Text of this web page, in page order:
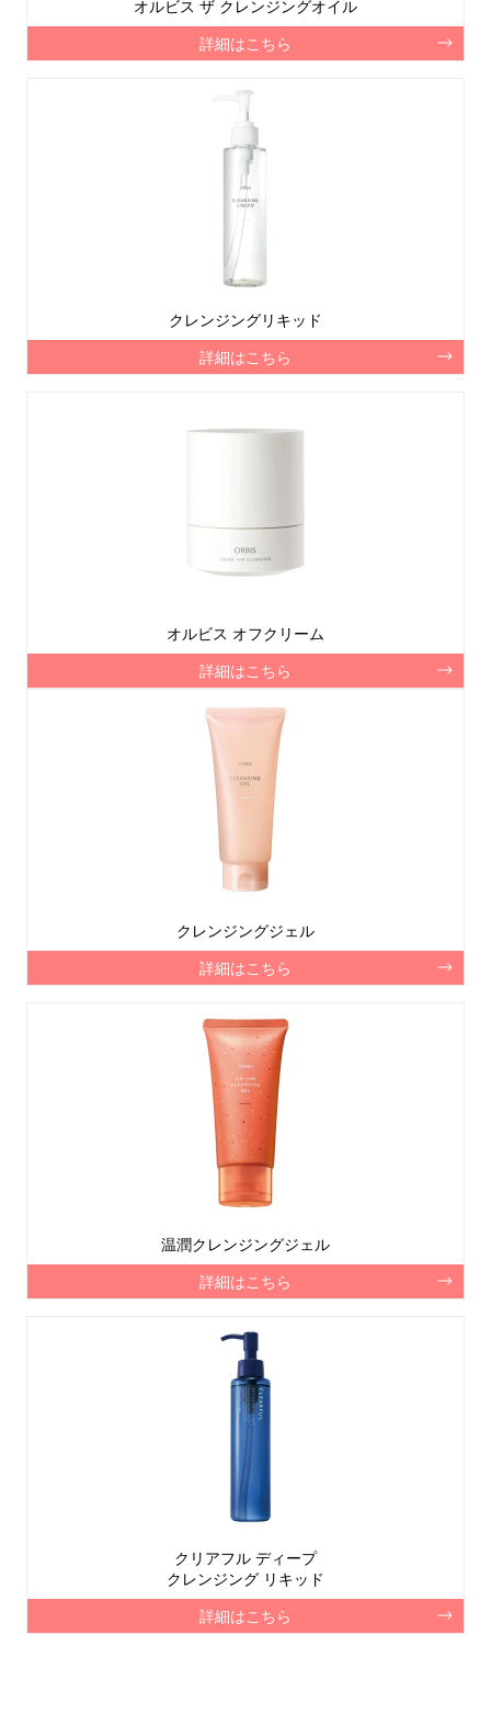
オルビス ザ クレンジングオイル
詳細はこちら
クレンジングリキッド
詳細はこちら
オルビス オフクリーム
詳細はこちら
クレンジングジェル
詳細はこちら
温潤クレンジングジェル
詳細はこちら
クリアフル ディープ
クレンジング リキッド
詳細はこちら